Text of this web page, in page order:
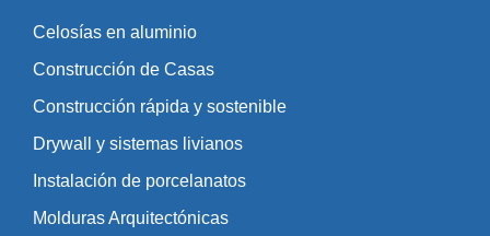
Celosías en aluminio
Construcción de Casas
Construcción rápida y sostenible
Drywall y sistemas livianos
Instalación de porcelanatos
Molduras Arquitectónicas